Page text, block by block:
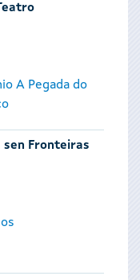
A Pegada do
sen Fronteiras